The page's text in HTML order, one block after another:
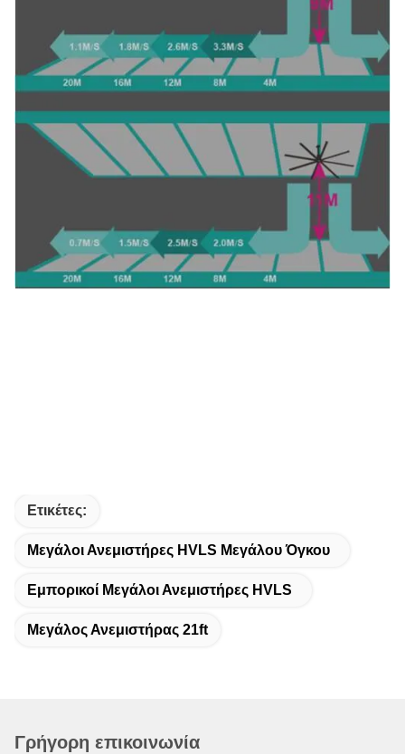
Ετικέτες:
Μεγάλοι Ανεμιστήρες HVLS Μεγάλου Όγκου
Εμπορικοί Μεγάλοι Ανεμιστήρες HVLS
Μεγάλος Ανεμιστήρας 21ft
Γρήγορη επικοινωνία